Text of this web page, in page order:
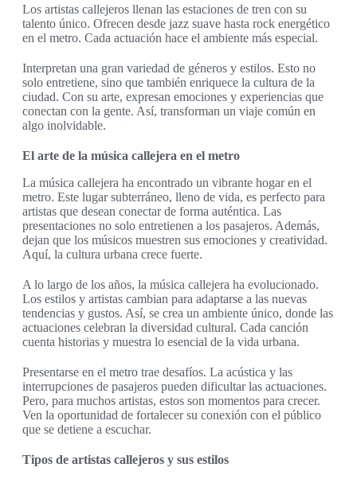
Los artistas callejeros llenan las estaciones de tren con su
talento único. Ofrecen desde jazz suave hasta rock energético
en el metro. Cada actuación hace el ambiente más especial.
Interpretan una gran variedad de géneros y estilos. Esto no
solo entretiene, sino que también enriquece la cultura de la
ciudad. Con su arte, expresan emociones y experiencias que
conectan con la gente. Así, transforman un viaje común en
algo inolvidable.
El arte de la música callejera en el metro
La música callejera ha encontrado un vibrante hogar en el
metro. Este lugar subterráneo, lleno de vida, es perfecto para
artistas que desean conectar de forma auténtica. Las
presentaciones no solo entretienen a los pasajeros. Además,
dejan que los músicos muestren sus emociones y creatividad.
Aquí, la cultura urbana crece fuerte.
A lo largo de los años, la música callejera ha evolucionado.
Los estilos y artistas cambian para adaptarse a las nuevas
tendencias y gustos. Así, se crea un ambiente único, donde las
actuaciones celebran la diversidad cultural. Cada canción
cuenta historias y muestra lo esencial de la vida urbana.
Presentarse en el metro trae desafíos. La acústica y las
interrupciones de pasajeros pueden dificultar las actuaciones.
Pero, para muchos artistas, estos son momentos para crecer.
Ven la oportunidad de fortalecer su conexión con el público
que se detiene a escuchar.
Tipos de artistas callejeros y sus estilos